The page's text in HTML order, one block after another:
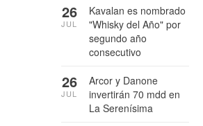
Kavalan es nombrado
"Whisky del Año" por
segundo año
consecutivo
26
JUL
Arcor y Danone
invertirán 70 mdd en
La Serenísima
26
JUL